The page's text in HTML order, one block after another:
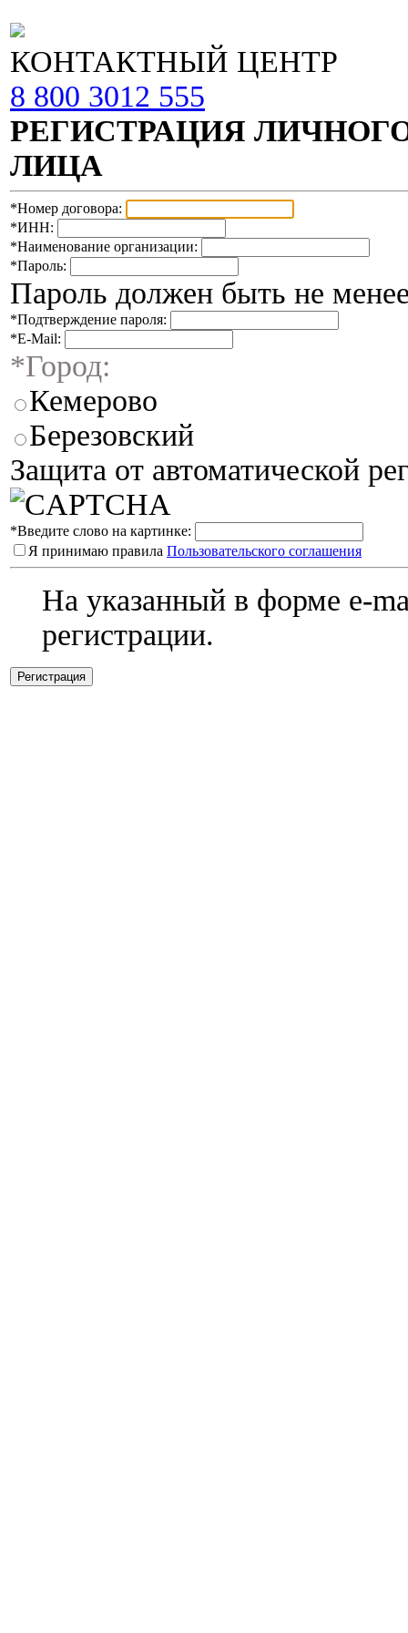
КОНТАКТНЫЙ ЦЕНТР
8 800 3012 555
РЕГИСТРАЦИЯ
ЛИЦА
*Номер договора:
*ИНН:
*Наименование организации:
*Пароль:
Пароль должен быть не
*Подтверждение пароля:
*E-Mail:
*Город:
Кемерово
Березовский
Защита от автоматической
*Введите слово на картинке:
Я принимаю правила Пользовательского соглашения
На указанный в форме e-
регистрации.